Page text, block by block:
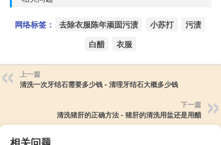
网络标签： 去除衣服陈年顽固污渍 小苏打
污渍
白醋
衣服
上一篇
清洗一次牙结石需要多少钱 - 清理牙结石大概多少钱
下一篇
清洗猪肝的正确方法 - 猪肝的清洗用盐还是用醋